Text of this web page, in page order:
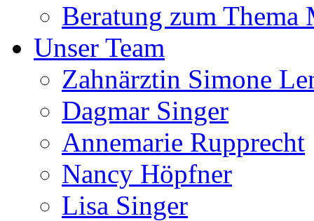
Beratung zum Thema
Unser Team
Zahnärztin Simone
Dagmar Singer
Annemarie Rupprecht
Nancy Höpfner
Lisa Singer